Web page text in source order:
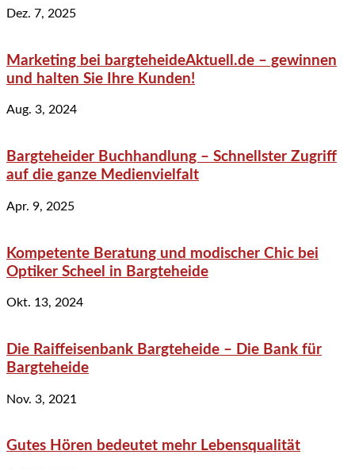
Dez. 7, 2025
Marketing bei bargteheideAktuell.de – gewinnen
und halten Sie Ihre Kunden!
Aug. 3, 2024
Bargteheider Buchhandlung – Schnellster Zugriff
auf die ganze Medienvielfalt
Apr. 9, 2025
Kompetente Beratung und modischer Chic bei
Optiker Scheel in Bargteheide
Okt. 13, 2024
Die Raiffeisenbank Bargteheide – Die Bank für
Bargteheide
Nov. 3, 2021
Gutes Hören bedeutet mehr Lebensqualität